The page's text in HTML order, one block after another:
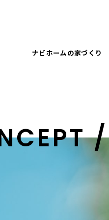
ナビホームの家づくり
/